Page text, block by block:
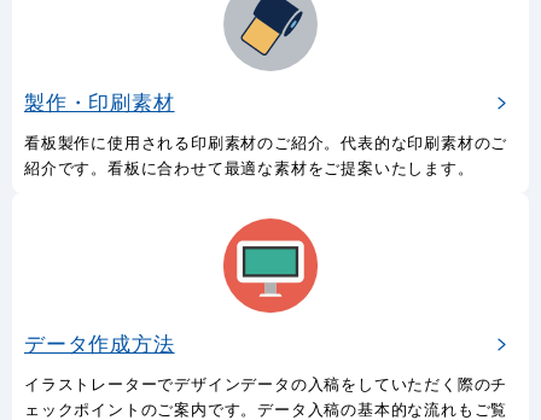
製作・印刷素材
看板製作に使用される印刷素材のご紹介。代表的な印刷素材のご
紹介です。看板に合わせて最適な素材をご提案いたします。
データ作成方法
イラストレーターでデザインデータの入稿をしていただく際のチ
ェックポイントのご案内です。データ入稿の基本的な流れもご覧